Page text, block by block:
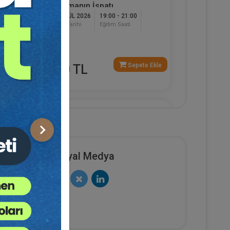
Sonraki
Ekle
Çalışmanın İspatı
17 EYLÜL 2026
Eğitim Tarihi
19:00 - 21:00
Eğitim Saati
750 TL Sepete Ekle
Sosyal Medya